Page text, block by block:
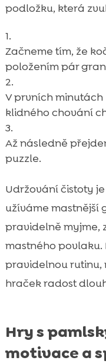
podložku, která
Začneme tím, že
položením pár
V prvních
klidného chování
Až následně
puzzle.
Udržování čistoty
užíváme mastnější
pravidelně myjme,
mastného povlaku.
pravidelnou rutinu,
hraček radost
Hry s
motivace a